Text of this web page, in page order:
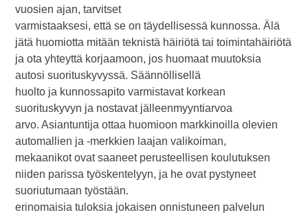
vuosien ajan, tarvitset
varmistaaksesi, että se on täydellisessä kunnossa. Älä
jätä huomiotta mitään teknistä häiriötä tai toimintahäiriötä
ja ota yhteyttä korjaamoon, jos huomaat muutoksia
autosi suorituskyvyssä. Säännöllisellä
huolto ja kunnossapito varmistavat korkean
suorituskyvyn ja nostavat jälleenmyyntiarvoa
arvo. Asiantuntija ottaa huomioon markkinoilla olevien
automallien ja -merkkien laajan valikoiman,
mekaanikot ovat saaneet perusteellisen koulutuksen
niiden parissa työskentelyyn, ja he ovat pystyneet
suoriutumaan työstään.
erinomaisia tuloksia jokaisen onnistuneen palvelun